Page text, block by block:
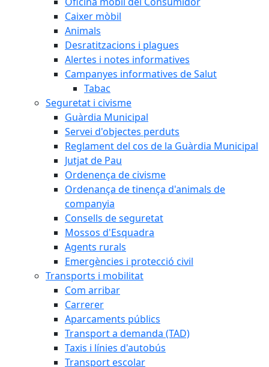
Caixer mòbil
Animals
Desratitzacions i plagues
Alertes i notes informatives
Campanyes informatives de Salut
Tabac
Seguretat i civisme
Guàrdia Municipal
Servei d'objectes perduts
Reglament del cos de la Guàrdia Municipal
Jutjat de Pau
Ordenença de civisme
Ordenança de tinença d'animals de
companyia
Consells de seguretat
Mossos d'Esquadra
Agents rurals
Emergències i protecció civil
Transports i mobilitat
Com arribar
Carrerer
Aparcaments públics
Transport a demanda (TAD)
Taxis i línies d'autobús
Transport escolar